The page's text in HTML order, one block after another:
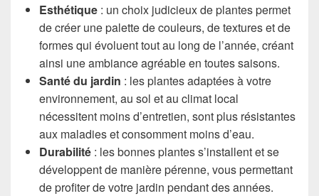
Esthétique : un choix judicieux de plantes permet
de créer une palette de couleurs, de textures et de
formes qui évoluent tout au long de l’année, créant
ainsi une ambiance agréable en toutes saisons.
Santé du jardin : les plantes adaptées à votre
environnement, au sol et au climat local
nécessitent moins d’entretien, sont plus résistantes
aux maladies et consomment moins d’eau.
Durabilité : les bonnes plantes s’installent et se
développent de manière pérenne, vous permettant
de profiter de votre jardin pendant des années.